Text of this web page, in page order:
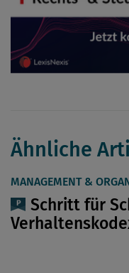
Ähnliche
MANAGEMENT &
Schritt für